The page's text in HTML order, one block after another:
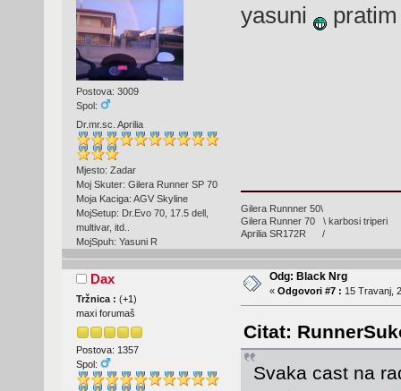
Postova: 3009
Spol:
Dr.mr.sc. Aprilia
Mjesto: Zadar
Moj Skuter: Gilera Runner SP 70
Moja Kaciga: AGV Skyline
MojSetup: Dr.Evo 70, 17.5 dell,
multivar, itd..
MojSpuh: Yasuni R
yasuni
Gilera Runnner 50\
Gilera Runner 70 \ karbosi triperi
Aprilia SR172R /
Dax
Tržnica : (+1 )
maxi forumaš
Postova: 1357
Spol:
Odg: Black Nrg
« Odgovori #7 : 15 Travanj,
Citat:
Svaka cast na